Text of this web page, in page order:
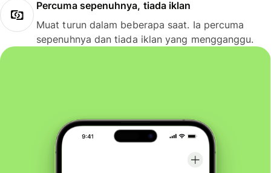
Percuma sepenuhnya, tiada iklan
Muat turun dalam beberapa saat. Ia percuma
sepenuhnya dan tiada iklan yang mengganggu.